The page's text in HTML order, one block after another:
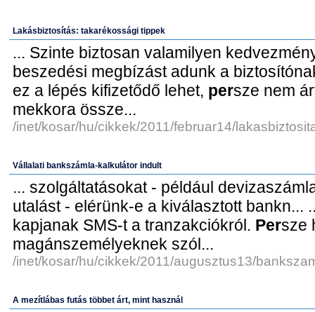
Lakásbiztosítás: takarékossági tippek
... Szinte biztosan valamilyen
beszedési megbízást adunk a
ez a lépés kifizetődő lehet, persze nem
mekkora össze...
/inet/kosar/hu/cikkek/2011/februar14/
Vállalati bankszámla-kalkulátor indult
... szolgáltatásokat - például
utalást - elérünk-e a kiválasztott bankn...
kapjanak SMS-t a tranzakciókról. Persze
magánszemélyeknek szól...
/inet/kosar/hu/cikkek/2011/augusztus13/
A mezítlábas futás többet árt, mint használ